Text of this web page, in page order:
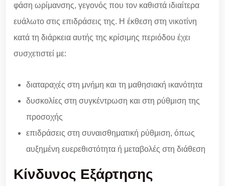
φάση ωρίμανσης, γεγονός που τον καθιστά ιδιαίτερα
ευάλωτο στις επιδράσεις της. Η έκθεση στη νικοτίνη
κατά τη διάρκεια αυτής της κρίσιμης περιόδου έχει
συσχετιστεί με:
διαταραχές στη μνήμη και τη μαθησιακή ικανότητα
δυσκολίες στη συγκέντρωση και στη ρύθμιση της
προσοχής
επιδράσεις στη συναισθηματική ρύθμιση, όπως
αυξημένη ευερεθιστότητα ή μεταβολές στη διάθεση
Κίνδυνος Εξάρτησης